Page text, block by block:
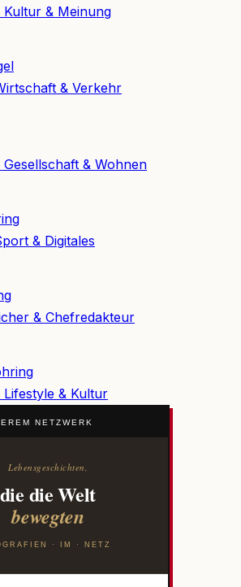
Kultur & Meinung
& Verkehr
& Wohnen
& Digitales
& Chefredakteur
Lifestyle & Kultur
NETZWERK
Lebensgeschichten,
die die Welt
bewegten
· IM · NETZ